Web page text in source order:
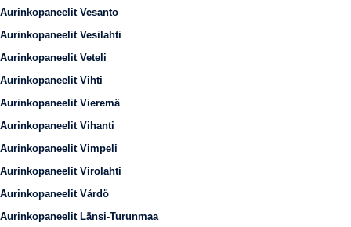
Aurinkopaneelit Vesanto
Aurinkopaneelit Vesilahti
Aurinkopaneelit Veteli
Aurinkopaneelit Vihti
Aurinkopaneelit Vieremä
Aurinkopaneelit Vihanti
Aurinkopaneelit Vimpeli
Aurinkopaneelit Virolahti
Aurinkopaneelit Vårdö
Aurinkopaneelit Länsi-Turunmaa